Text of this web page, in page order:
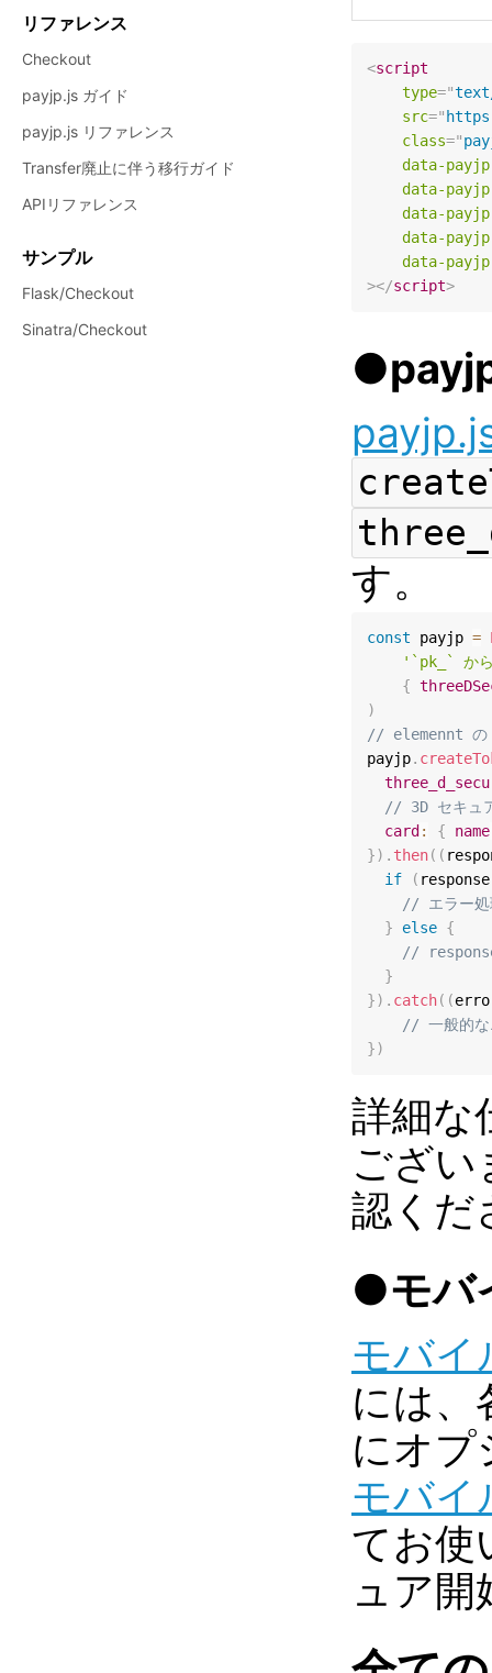
リファレンス
Checkout
payjp.js ガイド
payjp.js リファレンス
Transfer廃止に伴う移行ガイド
APIリファレンス
サンプル
Flask/Checkout
Sinatra/Checkout
<script
type="
src="
class="
data-
data-
data-
data-
data-
></script>
す。
const payjp =
'`pk_` から
{
)
// elemennt の
payjp.
// 3D セキュア
card : { name
}) . then( (
if
( response
// エラー処
}
else {
//
}
}) . catch( (
// 一般的な
})
詳細な
ござい
認くだ
●モバ
モバイ
には、
にオプ
モバイ
てお使
ュア開